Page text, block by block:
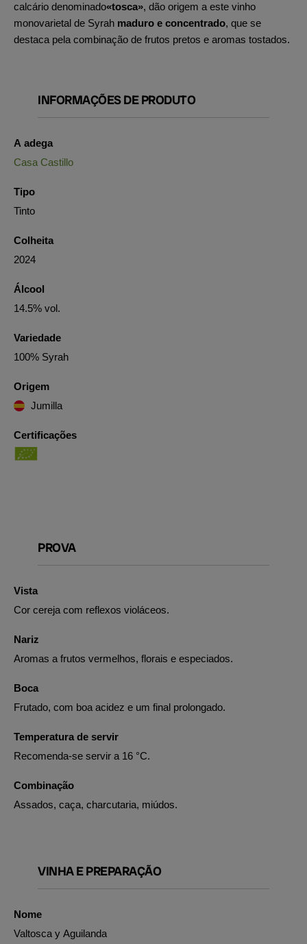
calcário denominado«tosca», dão origem a este vinho
monovarietal de Syrah maduro e concentrado, que se
destaca pela combinação de frutos pretos e aromas tostados.
INFORMAÇÕES DE PRODUTO
A adega
Casa Castillo
Tipo
Tinto
Colheita
2024
Álcool
14.5% vol.
Variedade
100% Syrah
Origem
Jumilla
Certificações
PROVA
Vista
Cor cereja com reflexos violáceos.
Nariz
Aromas a frutos vermelhos, florais e especiados.
Boca
Frutado, com boa acidez e um final prolongado.
Temperatura de servir
Recomenda-se servir a 16 °C.
Combinação
Assados, caça, charcutaria, miúdos.
VINHA E PREPARAÇÃO
Nome
Valtosca y Aguilanda